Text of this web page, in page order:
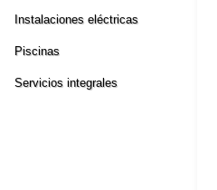
Instalaciones eléctricas
Piscinas
Servicios integrales